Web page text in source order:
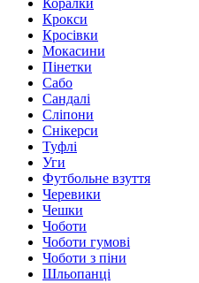
Коралки
Крокси
Кросівки
Мокасини
Пінетки
Сабо
Сандалі
Сліпони
Снікерси
Туфлі
Уги
Футбольне взуття
Черевики
Чешки
Чоботи
Чоботи гумові
Чоботи з піни
Шльопанці